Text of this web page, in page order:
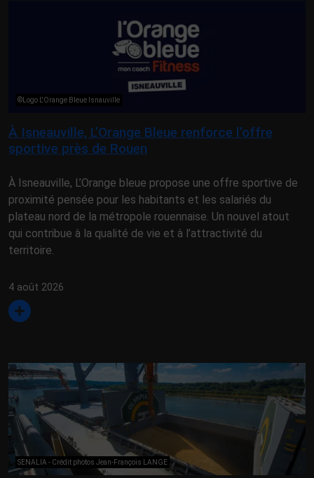
©Logo L'Orange Bleue Isnauville
À Isneauville, L’Orange Bleue renforce l’offre
sportive près de Rouen
À Isneauville, L’Orange bleue propose une offre sportive de
proximité pensée pour les habitants et les salariés du
plateau nord de la métropole rouennaise. Un nouvel atout
qui contribue à la qualité de vie et à l’attractivité du
territoire.
4 août 2026
SENALIA - Crédit photos Jean-François LANGE